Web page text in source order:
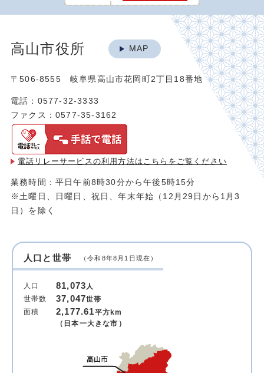
高山市役所 MAP
〒506-8555 岐阜県高山市花岡町2丁目18番地
電話：0577-32-3333
ファクス：0577-35-3162
電話リレーサービスの利用方法は こちらをご覧ください
業務時間：平日午前8時30分から午後5時15分
※土曜日、日曜日、祝日、年末年始（12月29日から1月3
日）を除く
人口と世帯 （令和8年8月1日現在）
人口 81,073人
世帯数
37,047世帯
面積
2,177.61平方km
（日本一大きな市）